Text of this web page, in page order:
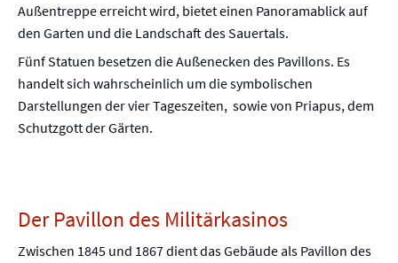
Außentreppe erreicht wird, bietet einen Panoramablick auf
den Garten und die Landschaft des Sauertals.
Fünf Statuen besetzen die Außenecken des Pavillons. Es
handelt sich wahrscheinlich um die symbolischen
Darstellungen der vier Tageszeiten, sowie von Priapus, dem
Schutzgott der Gärten.
Der Pavillon des Militärkasinos
Zwischen 1845 und 1867 dient das Gebäude als Pavillon des